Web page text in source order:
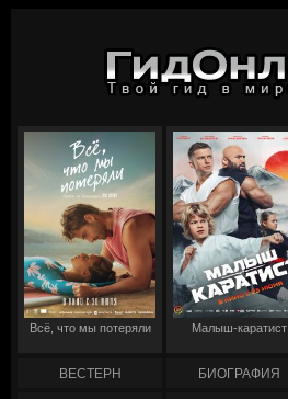
Всё, что мы потеряли Малыш-каратист
ВЕСТЕРН БИОГРАФИЯ